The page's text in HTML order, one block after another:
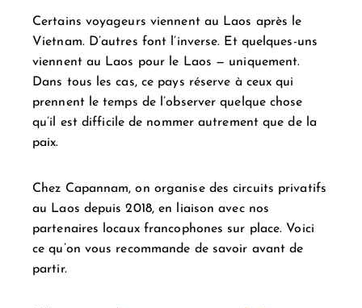
Certains voyageurs viennent au Laos après le
Vietnam. D’autres font l’inverse. Et quelques-uns
viennent au Laos pour le Laos — uniquement.
Dans tous les cas, ce pays réserve à ceux qui
prennent le temps de l’observer quelque chose
qu’il est difficile de nommer autrement que de la
paix.
Chez Capannam, on organise des circuits privatifs
au Laos depuis 2018, en liaison avec nos
partenaires locaux francophones sur place. Voici
ce qu’on vous recommande de savoir avant de
partir.